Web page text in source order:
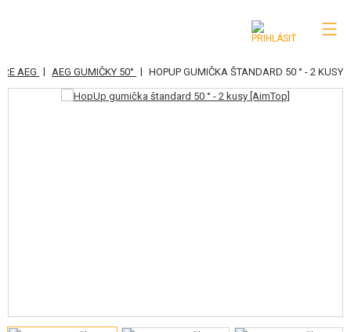
KATEGÓRIE
OKULIARE, MASKY
AEG | AEG GUMIČKY 50° | HOPUP GUMIČKA ŠTANDARD 50 ° - 2 KUSY